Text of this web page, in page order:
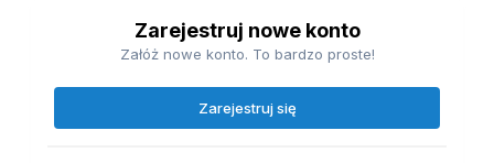
Zarejestruj nowe konto
Załóż nowe konto. To bardzo proste!
Zarejestruj się